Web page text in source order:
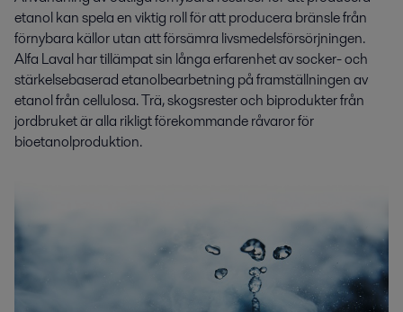
etanol kan spela en viktig roll för att producera bränsle från
förnybara källor utan att försämra livsmedelsförsörjningen.
Alfa Laval har tillämpat sin långa erfarenhet av socker- och
stärkelsebaserad etanolbearbetning på framställningen av
etanol från cellulosa. Trä, skogsrester och biprodukter från
jordbruket är alla rikligt förekommande råvaror för
bioetanolproduktion.